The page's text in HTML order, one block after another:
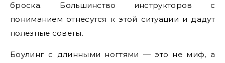
броска. Большинство инструкторов с
пониманием отнесутся к этой ситуации и дадут
полезные советы.
Боулинг с длинными ногтями — это не миф, а